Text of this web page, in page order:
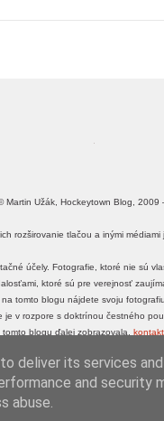
Martin Užák, Hockeytown Blog, 2009
rozširovanie tlačou a inými
účely. Fotografie, ktoré nie sú
ktoré sú pre verejnosť
tomto blogu nájdete svoju
v rozpore s doktrínou čestného
blogu ďalej zobrazovala,
|
deliver its services
and
abuse.